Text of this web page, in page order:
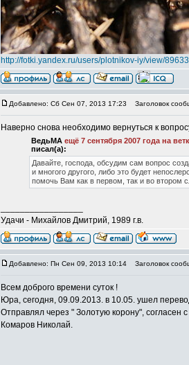
http://fotki.yandex.ru/users/plotnikov-iy/view/
Добавлено: Сб Сен 07, 2013 17:23 Заголовок
Наверно снова необходимо вернуться к
ВедьМА ещё 7 сентября 2007 года на
писал(а):
Давайте, господа, обсудим сам вопрос
и многого другого, либо это будет
помочь Вам как в первом, так и во втором
Удачи - Михайлов Дмитрий, 1989 г.в.
Добавлено: Пн Сен 09, 2013 10:14 Заголовок
Всем доброго времени суток !
Юра, сегодня, 09.09.2013. в 10.05. ушел
Отправлял через " Золотую корону", согласен
Комаров Николай.